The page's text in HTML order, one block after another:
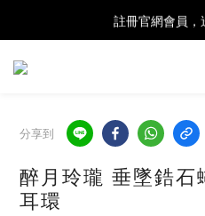
全館消費滿$2300 贈
註冊官網會員，
全館消費滿$2300
分享到
醉月玲瓏 垂墜鋯石
耳環